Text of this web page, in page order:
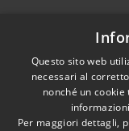
RSS
Accessibilità
Questo sito web
necessari al
nonché un
Per maggiori dettagli,